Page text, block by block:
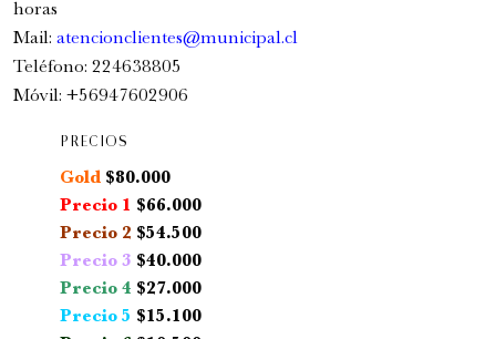
horas
Mail: atencionclientes@municipal.cl
Teléfono: 224638805
Móvil: +56947602906
PRECIOS
Gold $80.000
Precio 1 $66.000
Precio 2 $54.500
Precio 3 $40.000
Precio 4 $27.000
Precio 5 $15.100